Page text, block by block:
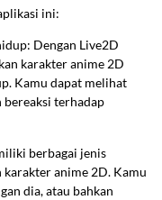
ini:
Dengan Live2D
karakter anime 2D
Kamu dapat melihat
bereaksi terhadap
berbagai jenis
karakter anime 2D. Kamu
dia, atau bahkan